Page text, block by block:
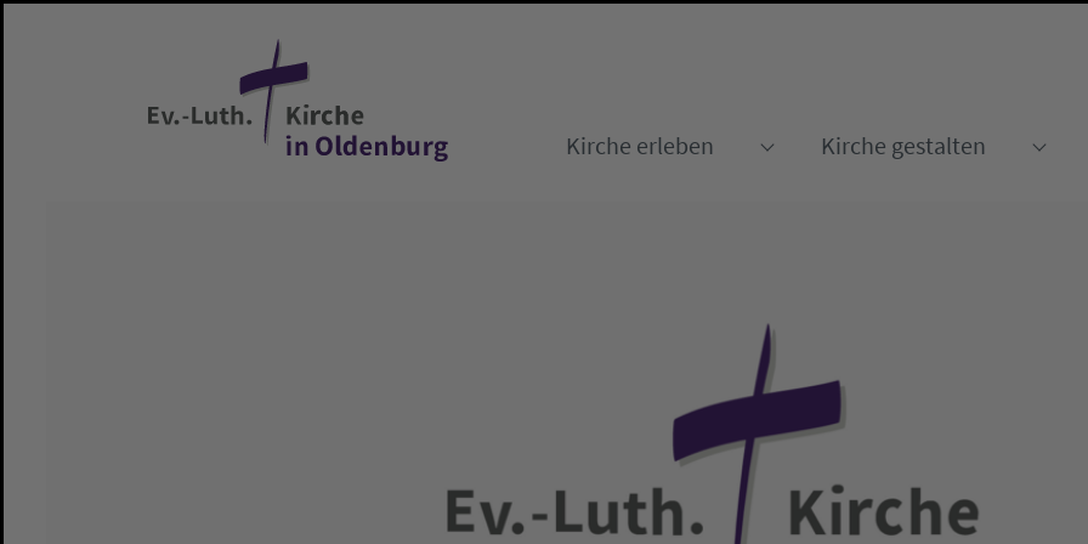
Kirche erleben
Kirche gestalten